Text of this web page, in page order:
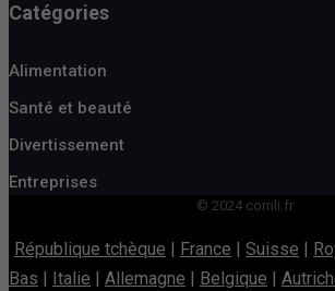
Catégories
Alimentation
Santé et beauté
Divertissement
Entreprises
© 2024 comli.fr
République tchèque France Suisse
Bas
Italie Allemagne Belgique